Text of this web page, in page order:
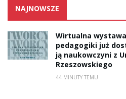
NAJNOWSZE
Wirtualna
pedagogiki już
ją naukowczyni z
Rzeszowskiego
44 MINUTY TEMU